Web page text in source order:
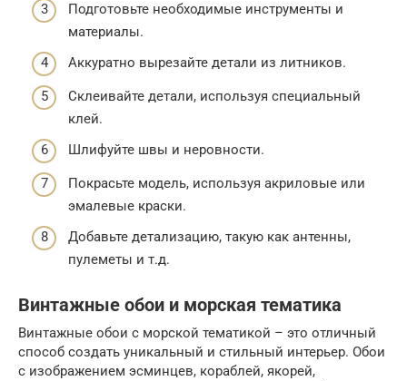
Подготовьте необходимые инструменты и
материалы.
Аккуратно вырезайте детали из литников.
Склеивайте детали, используя специальный
клей.
Шлифуйте швы и неровности.
Покрасьте модель, используя акриловые или
эмалевые краски.
Добавьте детализацию, такую как антенны,
пулеметы и т.д.
Винтажные обои и морская тематика
Винтажные обои с морской тематикой – это отличный
способ создать уникальный и стильный интерьер. Обои
с изображением эсминцев, кораблей, якорей,